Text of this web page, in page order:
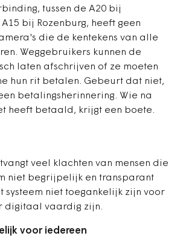
tussen de A20 bij
bij Rozenburg, heeft geen
die de kentekens van alle
Weggebruikers kunnen de
laten afschrijven of ze moeten
hun rit betalen. Gebeurt dat niet,
betalingsherinnering. Wie na
heeft betaald, krijgt een boete.
veel klachten van mensen die
niet begrijpelijk en transparant
systeem niet toegankelijk zijn voor
digitaal vaardig zijn.
voor iedereen